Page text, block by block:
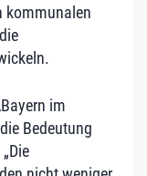
kommunalen
im
Bedeutung